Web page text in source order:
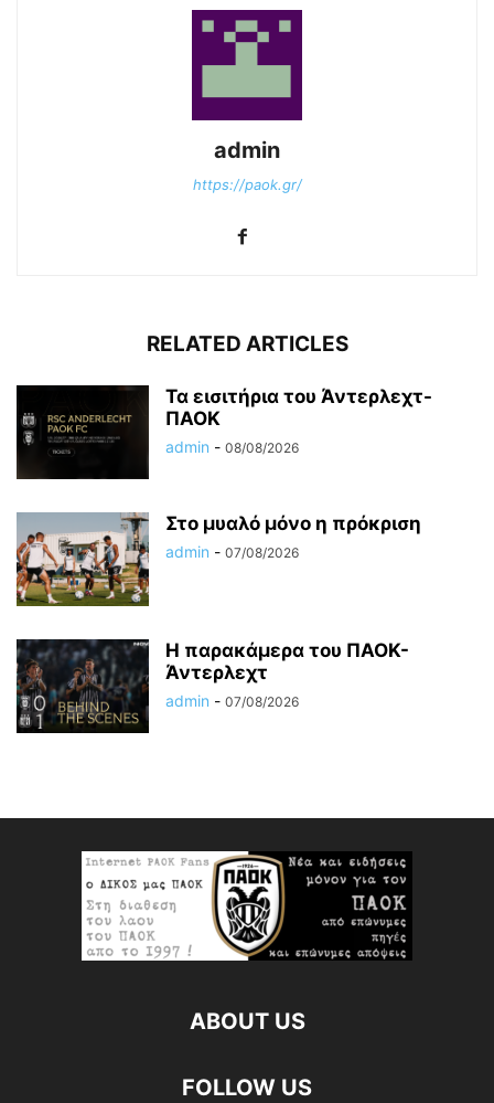
admin
https://paok.gr/
RELATED ARTICLES
Τα εισιτήρια του Άντερλεχτ-
ΠΑΟΚ
admin - 08/08/2026
Στο μυαλό μόνο η πρόκριση
admin - 07/08/2026
Η παρακάμερα του ΠΑΟΚ-
Άντερλεχτ
admin - 07/08/2026
ABOUT US
FOLLOW US